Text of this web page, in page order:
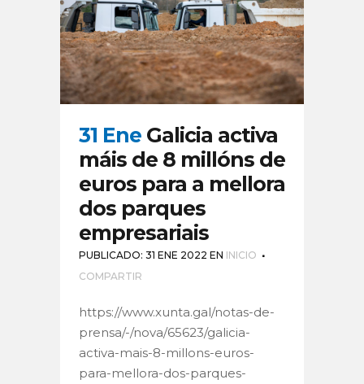
31 Ene Galicia activa
máis de 8 millóns de
euros para a mellora
dos parques
empresariais
PUBLICADO: 31 ENE 2022 EN INICIO
COMPARTIR
https://www.xunta.gal/notas-de-
prensa/-/nova/65623/galicia-
activa-mais-8-millons-euros-
para-mellora-dos-parques-